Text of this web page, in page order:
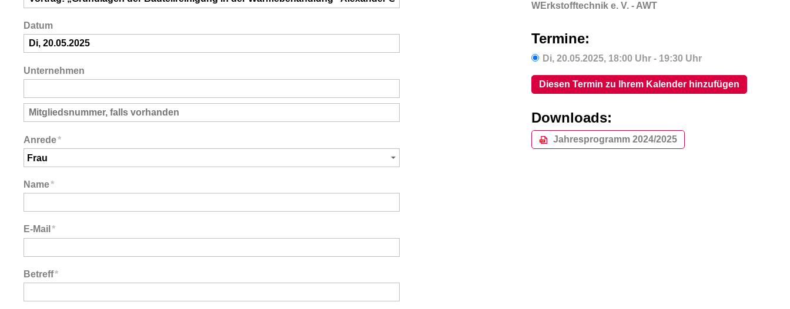
Datum
Unternehmen
Anrede*
Name*
E-Mail *
Betreff*
WErkstofftechnik e. V. - AWT
Termine:
Di,20.05.2025, 18:00 Uhr - 19:30 Uhr
Diesen Termin zu Ihrem Kalender hinzufügen
Downloads:
Jahresprogramm 2024/2025